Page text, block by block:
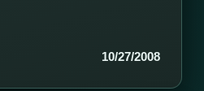
10/27/2008